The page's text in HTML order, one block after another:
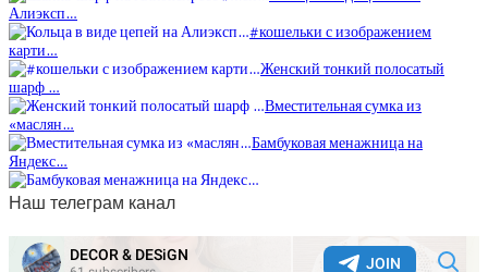
Алиэксп…
#кошельки с изображением
карти…
Женский тонкий полосатый
шарф …
Вместительная сумка из
«маслян…
Бамбуковая менажница на
Яндекс…
Наш телеграм канал